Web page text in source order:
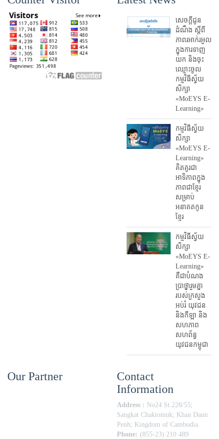
សេចក្តីជូន
ដំណឹង ស្តី​ពី
ភាព​រអាក់រអួល​
ក្នុងការ​ទាញ​
យក និង​ចុះ​
ឈ្មោះ​ចូល​
កម្មវិធី​ស្វ័យ
សិក្សា
«MoEYS E-
Learning»
កម្មវិធីស្វ័យ
សិក្សា
«MoEYS E-
Learning»
គិតគូរជា
អាទិភាពក្នុង
ភាពជាខ្មែរ
សម្រាប់
អនាគតកូន
ខ្មែរ
កម្មវិធីស្វ័យ
សិក្សា
«MoEYS E-
Learning»
គឺជាបំណង
ប្រាថ្នារួមគ្នា
របស់ក្រសួង
អប់រំ​ យុវជន
និងកីឡា និង
សហភាព
សហព័ន្ធ
យុវជនកម្ពុជា
Our Partner
Contact
Information
Address : No24 St.228/55;
Sangkat Chaktomuk; Khan Daun
Penh; Kingdom of Cambodia.
Phone: (855-23) 210 489